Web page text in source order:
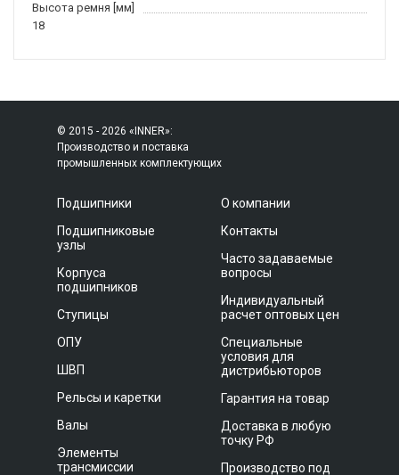
Высота ремня [мм]
18
© 2015 - 2026 «INNER»:
Производство и поставка
промышленных комплектующих
Подшипники
Подшипниковые
узлы
Корпуса
подшипников
Ступицы
ОПУ
ШВП
Рельсы и каретки
Валы
Элементы
трансмиссии
О компании
Контакты
Часто задаваемые
вопросы
Индивидуальный
расчет оптовых цен
Специальные
условия для
дистрибьюторов
Гарантия на товар
Доставка в любую
точку РФ
Производство под